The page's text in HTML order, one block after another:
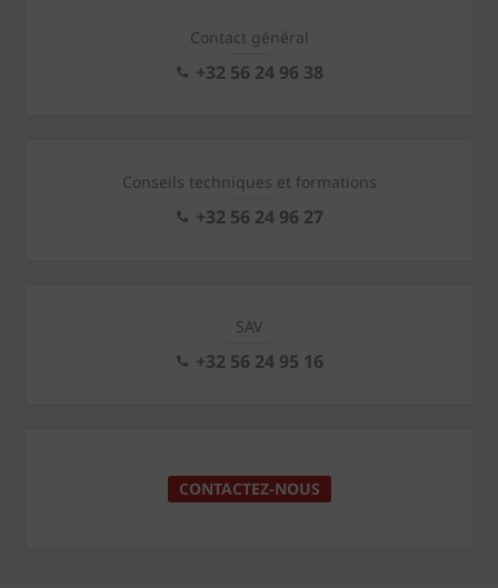
Contact général
+32 56 24 96 38
Conseils techniques et formations
+32 56 24 96 27
SAV
+32 56 24 95 16
CONTACTEZ-NOUS